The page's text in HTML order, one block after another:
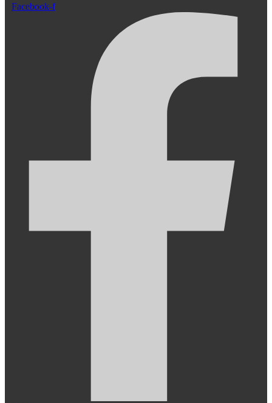
Facebook-f